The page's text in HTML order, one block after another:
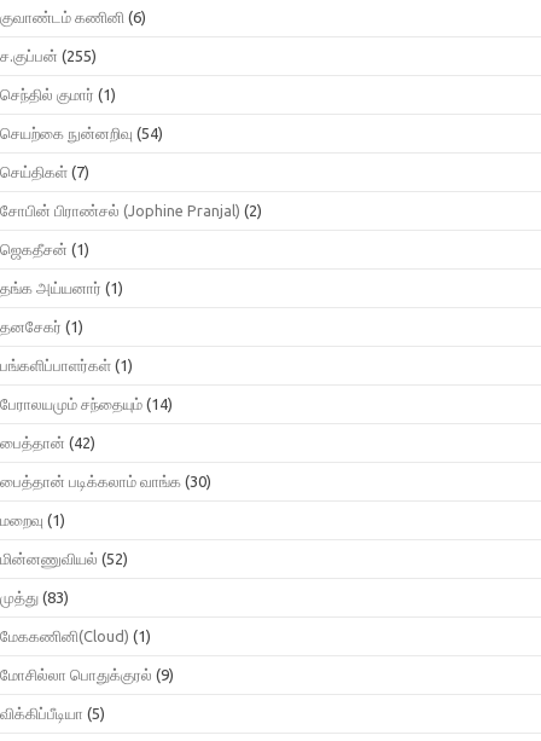
குவாண்டம் கணினி (6)
ச.குப்பன் (255)
செந்தில் குமார் (1)
செயற்கை நுன்னறிவு (54)
செய்திகள் (7)
சோபின் பிராண்சல் (Jophine Pranjal) (2)
ஜெகதீசன் (1)
தங்க அய்யனார் (1)
தனசேகர் (1)
பங்களிப்பாளர்கள் (1)
பேராலயமும் சந்தையும் (14)
பைத்தான் (42)
பைத்தான் படிக்கலாம் வாங்க (30)
மறைவு (1)
மின்னணுவியல் (52)
முத்து (83)
மேககணினி(Cloud) (1)
மோசில்லா பொதுக்குரல் (9)
விக்கிப்பீடியா (5)